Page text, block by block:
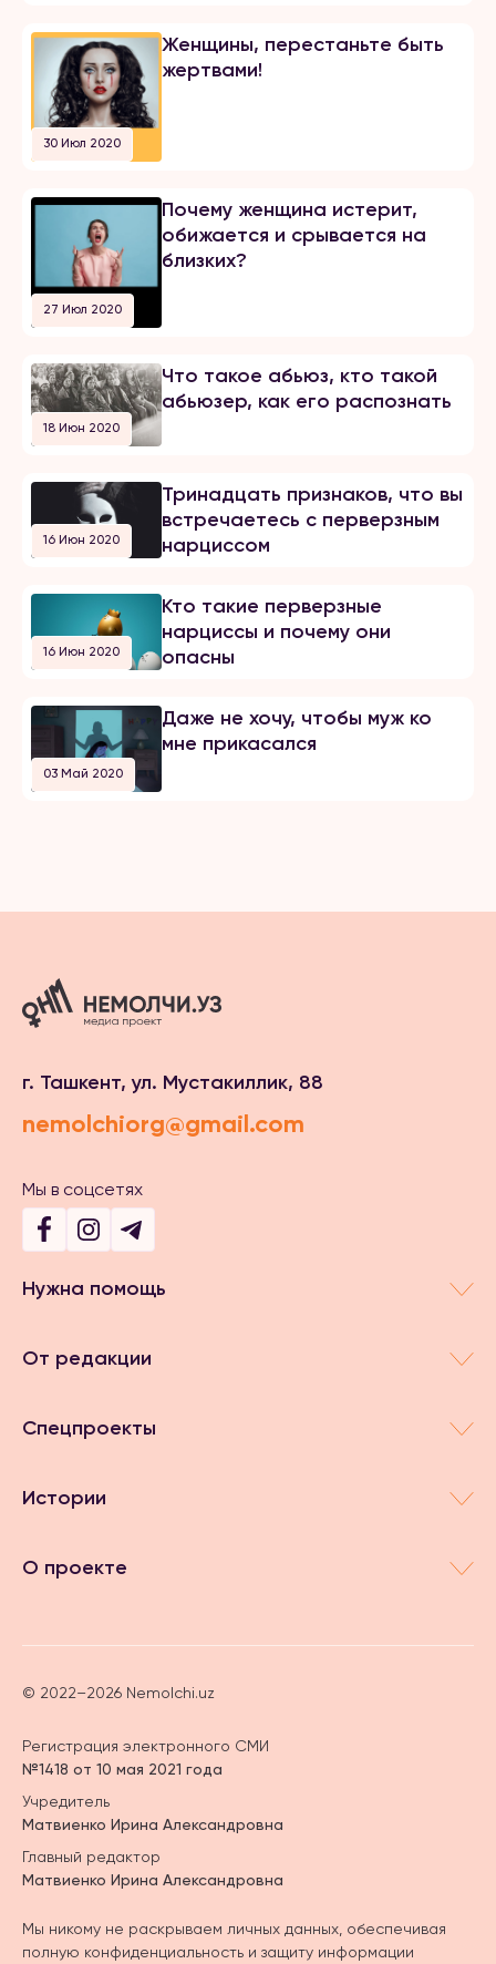
30 Июл 2020
Женщины, перестаньте быть
жертвами!
27 Июл 2020
Почему женщина истерит,
обижается и срывается на
близких?
18 Июн 2020
Что такое абьюз, кто такой
абьюзер, как его распознать
16 Июн 2020
Тринадцать признаков, что вы
встречаетесь с перверзным
нарциссом
16 Июн 2020
Кто такие перверзные
нарциссы и почему они
опасны
03 Май 2020
Даже не хочу, чтобы муж ко
мне прикасался
г. Ташкент, ул. Мустакиллик, 88
nemolchiorg@gmail.com
Мы в соцсетях
Нужна помощь
От редакции
Спецпроекты
Истории
О проекте
© 2022–2026 Nemolchi.uz
Регистрация электронного СМИ
№1418 от 10 мая 2021 года
Учредитель
Матвиенко Ирина Александровна
Главный редактор
Матвиенко Ирина Александровна
Мы никому не раскрываем личных данных, обеспечивая
полную конфиденциальность и защиту информации